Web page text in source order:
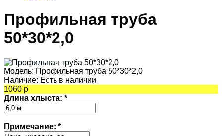
Профильная труба
50*30*2,0
Модель: Профильная труба 50*30*2,0
Наличие: Есть в наличии
1060 р
Длина хлыста: *
Примечание: *